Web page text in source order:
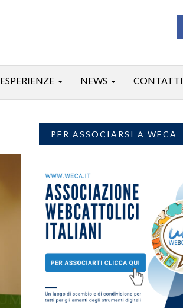
ESPERIENZE NEWS CONTATTI
PER ASSOCIARSI A WECA